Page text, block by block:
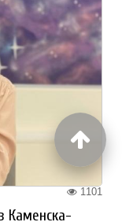
1101
Каменска-